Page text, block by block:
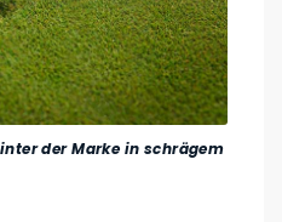
der Marke in schrägem